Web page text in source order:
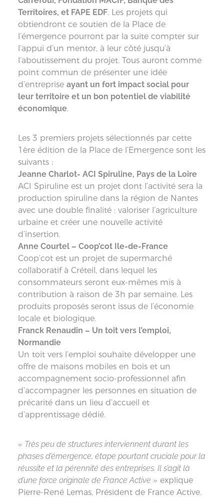
Territoires, et FAPE EDF. Les projets qui
obtiendront ce soutien de la Place de
l’émergence pourront par la suite compter sur
l’appui d’un mentor, à leur côté jusqu’à
l’aboutissement du projet. Tous auront comme
point commun de présenter une idée
d’entreprise ayant un fort impact social pour
leur territoire et un bon potentiel de viabilité
économique.
Les 3 premiers projets sélectionnés par cette
1ère édition de la Place de l’Emergence sont les
suivants :
Jeanne Charlot- ACI Spiruline, Pays de la Loire
ACI Spiruline est un projet dont l’activité sera la
production spiruline dans la région de Nantes
avec une double finalité : valoriser l’agriculture
urbaine et créer une nouvelle activité
d’insertion.
Anne Courtel – Coop’cot Ile-de-France
Coop’cot est un projet de supermarché
collaboratif à Créteil, dans lequel les
consommateurs seront eux-mêmes mis à
contribution à raison de 3h par semaine. Les
produits proposés seront issus de l’économie
locale et biologique.
Franck Renaudin – Un toit vers l’emploi,
Normandie
Un toit vers l’emploi souhaite développer une
offre de maisons mobiles en bois et un
accompagnement socio-professionnel afin
d’accompagner les personnes en situation de
précarité dans un lieu d’accueil et
d’apprentissage dédié.
« Très peu de structures interviennent durant les
phases d’émergence, étape pourtant cruciale pour la
réussite et la pérennité des entreprises. Il s’agit là
d’une force originale de France Active » explique
Pierre-René Lemas, Président de France Active.